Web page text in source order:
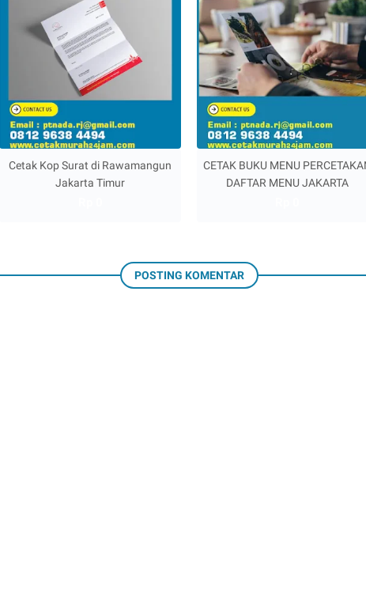
Cetak Kop Surat di Rawamangun
Jakarta Timur
CETAK BUKU MENU
DAFTAR MENU JAKARTA
POSTING KOMENTAR